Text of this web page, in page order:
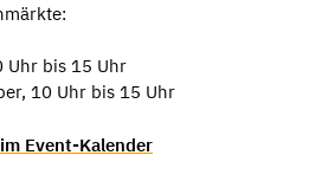
Uhr bis 15 Uhr
10 Uhr bis 15 Uhr
Event-Kalender